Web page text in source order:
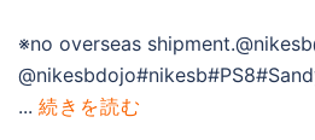
※no overseas
... 続きを読む